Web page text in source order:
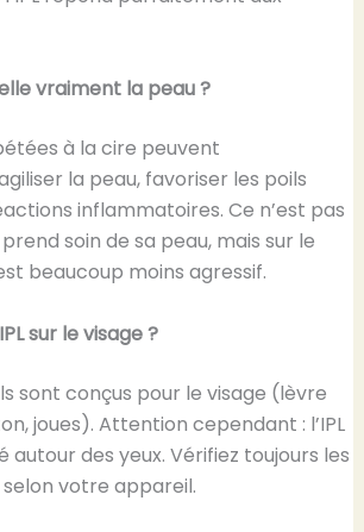
vraiment la peau ?
à la cire peuvent
la peau, favoriser les poils
inflammatoires. Ce n’est pas
soin de sa peau, mais sur le
beaucoup moins agressif.
sur le visage ?
sont conçus pour le visage (lèvre
joues). Attention cependant : l’IPL
autour des yeux. Vérifiez toujours les
votre appareil.